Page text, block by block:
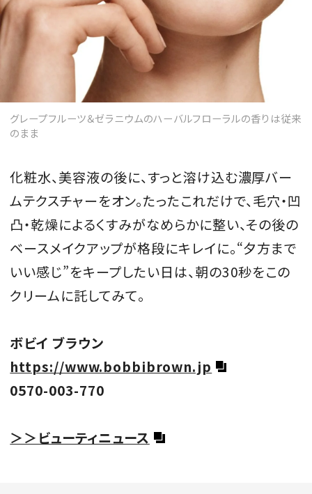
グレープフルーツ＆ゼラニウムのハーバルフローラルの香りは従来
のまま
化粧水、美容液の後に、すっと溶け込む濃厚バー
ムテクスチャーをオン。たったこれだけで、毛穴・凹
凸・乾燥によるくすみがなめらかに整い、その後の
ベースメイクアップが格段にキレイに。“夕方まで
いい感じ”をキープしたい日は、朝の30秒をこの
クリームに託してみて。
ボビイ ブラウン
https://www.bobbibrown.jp
0570-003-770
＞＞ビューティニュース